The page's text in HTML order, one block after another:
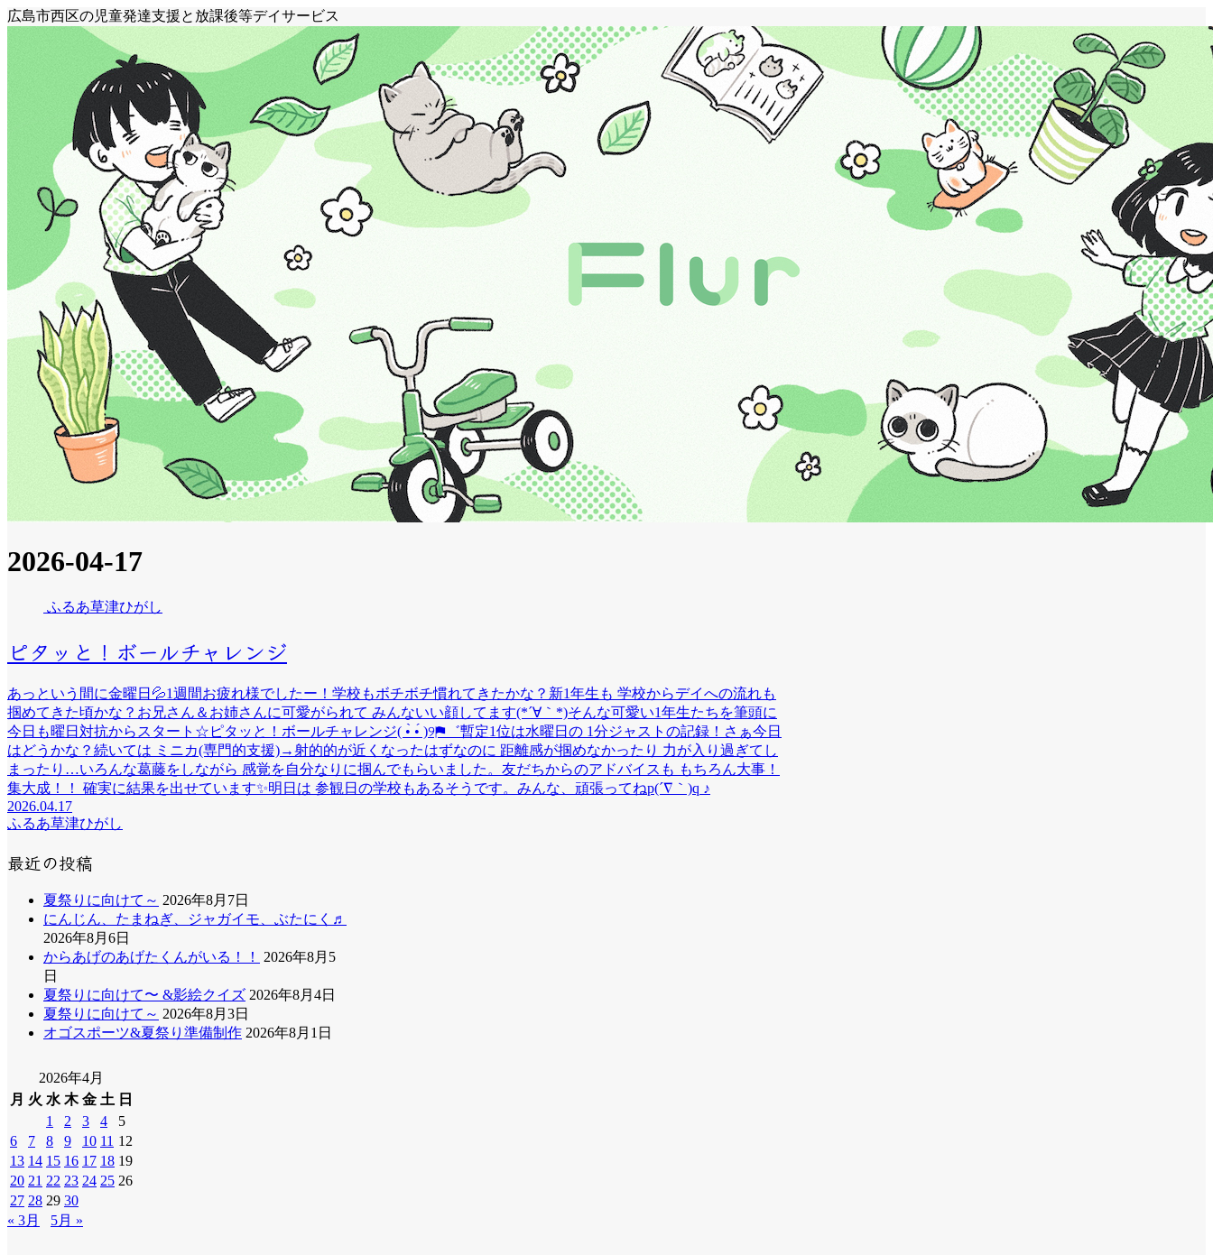
広島市西区の児童発達支援と放課後等デイサービス
2026-04-17
ふるあ草津ひがし
ピタッと！ボールチャレンジ
あっという間に金曜日💦1週間お疲れ様でしたー！学校もボチボチ慣れてきたかな？新1年生も 学校からデイへの流れも
掴めてきた頃かな？お兄さん＆お姉さんに可愛がられて みんないい顔してます(*´∀｀*)そんな可愛い1年生たちを筆頭に
今日も曜日対抗からスタート☆ピタッと！ボールチャレンジ( •̀ •́ )୨⚑︎゛暫定1位は水曜日の 1分ジャストの記録！さぁ今日
はどうかな？続いては ミニカ(専門的支援)→射的的が近くなったはずなのに 距離感が掴めなかったり 力が入り過ぎてし
まったり…いろんな葛藤をしながら 感覚を自分なりに掴んでもらいました。友だちからのアドバイスも もちろん大事！
集大成！！ 確実に結果を出せています✨明日は 参観日の学校もあるそうです。みんな、頑張ってねp(´∇｀)q ♪
2026.04.17
ふるあ草津ひがし
最近の投稿
夏祭りに向けて～ 2026年8月7日
にんじん、たまねぎ、ジャガイモ、ぶたにく♬
2026年8月6日
からあげのあげたくんがいる！！
2026年8月5
日
夏祭りに向けて〜 &影絵クイズ 2026年8月4日
夏祭りに向けて～ 2026年8月3日
オゴスポーツ&夏祭り準備制作 2026年8月1日
2026年4月
月 火 水 木 金 土 日
1
2 3 4
5
6
7 8 9 10 11 12
13 14 15 16 17 18 19
20 21 22 23 24 25 26
27 28 29 30
« 3月
5月 »